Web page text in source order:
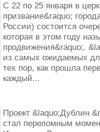
C 22 по 25 января в
призвание&raquo;
России) состоится
которая в этом году
продвижения&raquo;.
из самых ожидаемых
тех пор, как прошла
каждый...
Проект &laquo;Дублин
стал переломным